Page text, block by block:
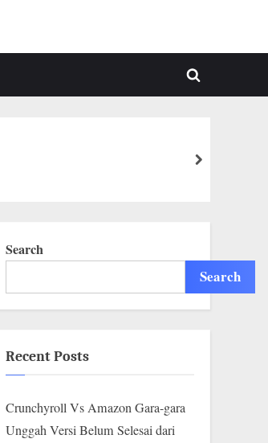
Toggle
next
Search
Search
Recent Posts
Crunchyroll Vs Amazon Gara-gara
Unggah Versi Belum Selesai dari